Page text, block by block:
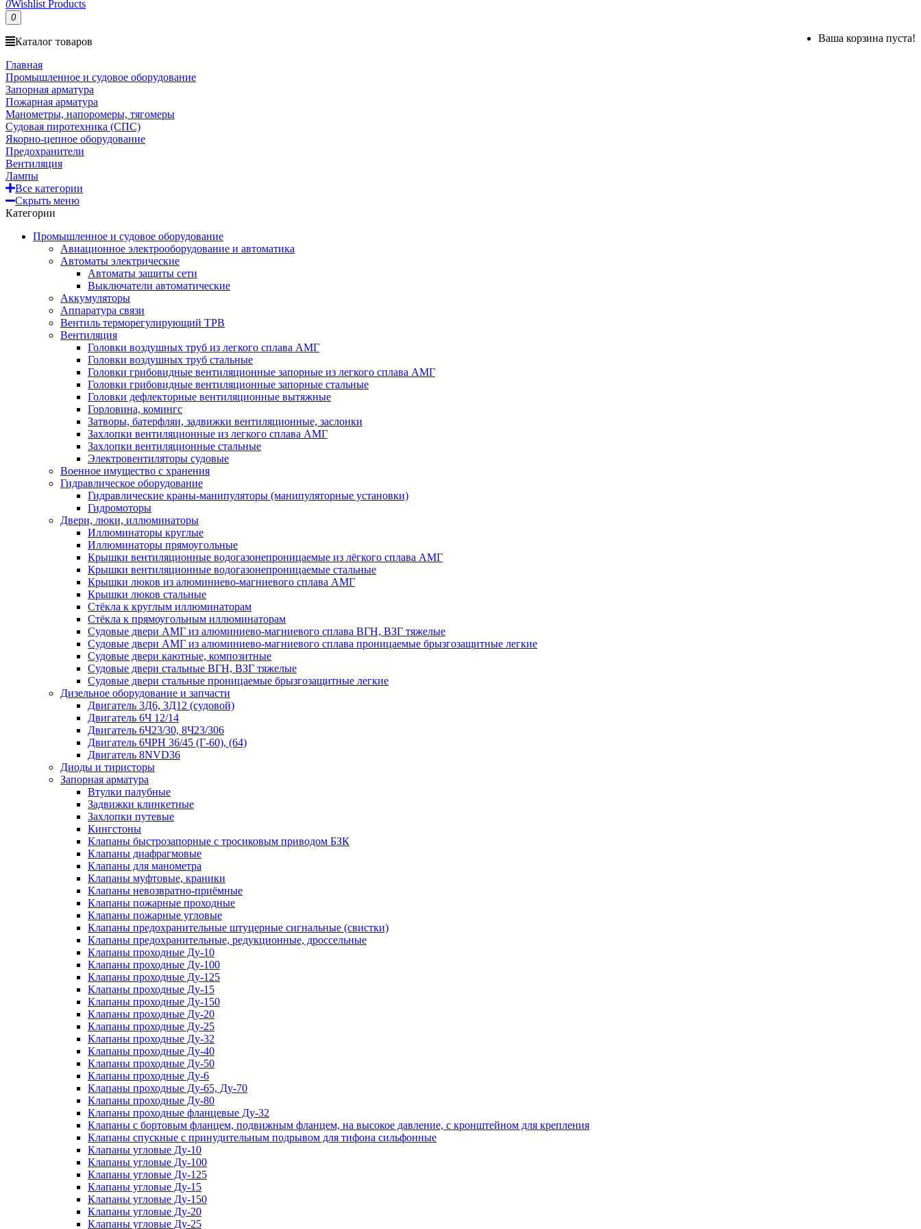
0Wishlist Products
0
Ваша корзина пуста!
Каталог товаров
Главная
Промышленное и судовое оборудование
Запорная арматура
Пожарная арматура
Манометры, напоромеры, тягомеры
Судовая пиротехника (СПС)
Якорно-цепное оборудование
Предохранители
Вентиляция
Лампы
Все категории
Скрыть меню
Категории
Промышленное и судовое оборудование
Авиационное электрооборудование и автоматика
Автоматы электрические
Автоматы защиты сети
Выключатели автоматические
Аккумуляторы
Аппаратура связи
Вентиль терморегулирующий ТРВ
Вентиляция
Головки воздушных труб из легкого сплава АМГ
Головки воздушных труб стальные
Головки грибовидные вентиляционные запорные из легкого сплава АМГ
Головки грибовидные вентиляционные запорные стальные
Головки дефлекторные вентиляционные вытяжные
Горловина, комингс
Затворы, батерфляи, задвижки вентиляционные, заслонки
Захлопки вентиляционные из легкого сплава АМГ
Захлопки вентиляционные стальные
Электровентиляторы судовые
Военное имущество с хранения
Гидравлическое оборудование
Гидравлические краны-манипуляторы (манипуляторные установки)
Гидромоторы
Двери, люки, иллюминаторы
Иллюминаторы круглые
Иллюминаторы прямоугольные
Крышки вентиляционные водогазонепроницаемые из лёгкого сплава АМГ
Крышки вентиляционные водогазонепроницаемые стальные
Крышки люков из алюминиево-магниевого сплава АМГ
Крышки люков стальные
Стёкла к круглым иллюминаторам
Стёкла к прямоугольным иллюминаторам
Судовые двери АМГ из алюминиево-магниевого сплава ВГН, ВЗГ тяжелые
Судовые двери АМГ из алюминиево-магниевого сплава проницаемые брызгозащитные легкие
Судовые двери каютные, композитные
Судовые двери стальные ВГН, ВЗГ тяжелые
Судовые двери стальные проницаемые брызгозащитные легкие
Дизельное оборудование и запчасти
Двигатель 3Д6, 3Д12 (судовой)
Двигатель 6Ч 12/14
Двигатель 6Ч23/30, 8Ч23/306
Двигатель 6ЧРН 36/45 (Г-60), (64)
Двигатель 8NVD36
Диоды и тиристоры
Запорная арматура
Втулки палубные
Задвижки клинкетные
Захлопки путевые
Кингстоны
Клапаны быстрозапорные с тросиковым приводом БЗК
Клапаны диафрагмовые
Клапаны для манометра
Клапаны муфтовые, краники
Клапаны невозвратно-приёмные
Клапаны пожарные проходные
Клапаны пожарные угловые
Клапаны предохранительные штуцерные сигнальные (свистки)
Клапаны предохранительные, редукционные, дроссельные
Клапаны проходные Ду-10
Клапаны проходные Ду-100
Клапаны проходные Ду-125
Клапаны проходные Ду-15
Клапаны проходные Ду-150
Клапаны проходные Ду-20
Клапаны проходные Ду-25
Клапаны проходные Ду-32
Клапаны проходные Ду-40
Клапаны проходные Ду-50
Клапаны проходные Ду-6
Клапаны проходные Ду-65, Ду-70
Клапаны проходные Ду-80
Клапаны проходные фланцевые Ду-32
Клапаны с бортовым фланцем, подвижным фланцем, на высокое давление, с кронштейном для крепления
Клапаны спускные с принудительным подрывом для тифона сильфонные
Клапаны угловые Ду-10
Клапаны угловые Ду-100
Клапаны угловые Ду-125
Клапаны угловые Ду-15
Клапаны угловые Ду-150
Клапаны угловые Ду-20
Клапаны угловые Ду-25